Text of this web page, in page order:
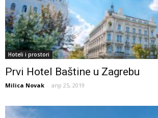
Hoteli i prostori
Prvi Hotel Baštine u Zagrebu
Milica Novak - апр 25, 2019